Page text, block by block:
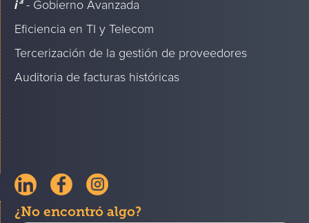
i³- Gobierno Avanzada
Eficiencia en TI y Telecom
Tercerización de la gestión de proveedores
Auditoria de facturas históricas
¿No encontró algo?